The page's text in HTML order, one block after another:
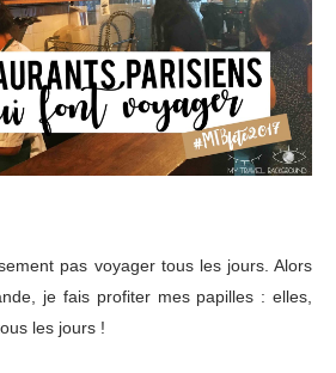
pas voyager tous les jours. Alors
je fais profiter mes papilles : elles,
les jours !